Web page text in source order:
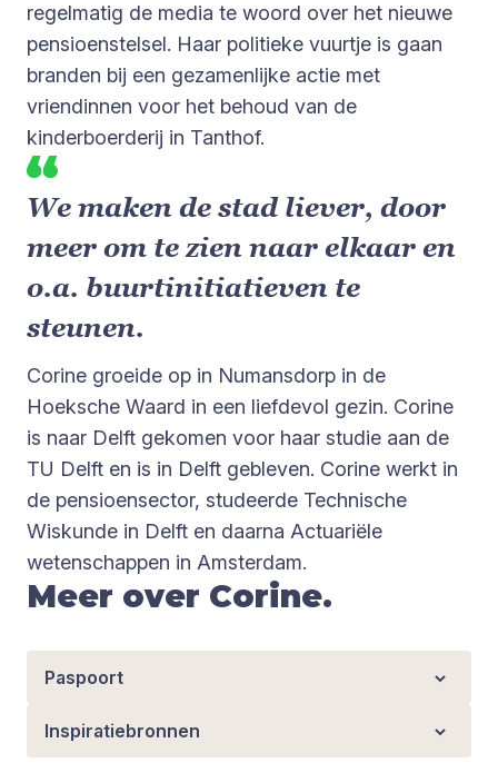
regelmatig de media te woord over het nieuwe
pensioenstelsel. Haar politieke vuurtje is gaan
branden bij een gezamenlijke actie met
vriendinnen voor het behoud van de
kinderboerderij in Tanthof.
We maken de stad liever, door
meer om te zien naar elkaar en
o.a. buurtinitiatieven te
steunen.
Corine groeide op in Numansdorp in de
Hoeksche Waard in een liefdevol gezin. Corine
is naar Delft gekomen voor haar studie aan de
TU Delft en is in Delft gebleven. Corine werkt in
de pensioensector, studeerde Technische
Wiskunde in Delft en daarna Actuariële
wetenschappen in Amsterdam.
Meer over Corine.
Paspoort
Inspiratiebronnen